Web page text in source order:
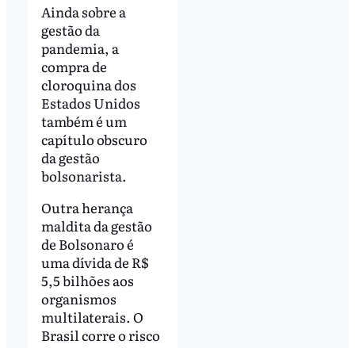
Ainda sobre a
gestão da
pandemia, a
compra de
cloroquina dos
Estados Unidos
também é um
capítulo obscuro
da gestão
bolsonarista.
Outra herança
maldita da gestão
de Bolsonaro é
uma dívida de R$
5,5 bilhões aos
organismos
multilaterais. O
Brasil corre o risco